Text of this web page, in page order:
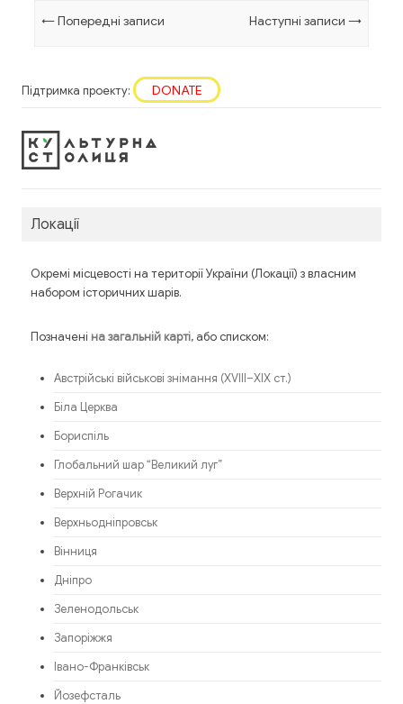
Навігація по запису
←Попередні записи Наступні записи →
Підтримка проекту: DONATE
Локації
Окремі місцевості на території України (Локації) з власним
набором історичних шарів.
Позначені на загальній карті, або списком:
Австрійські військові знімання (XVIII–XIX ст.)
Біла Церква
Бориспіль
Глобальний шар “Великий луг”
Верхній Рогачик
Верхньодніпровськ
Вінниця
Дніпро
Зеленодольськ
Запоріжжя
Івано-Франківськ
Йозефсталь